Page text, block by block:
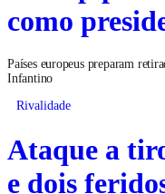
como
Países europeus preparam
Infantino
Rivalidade
Ataque a
e dois